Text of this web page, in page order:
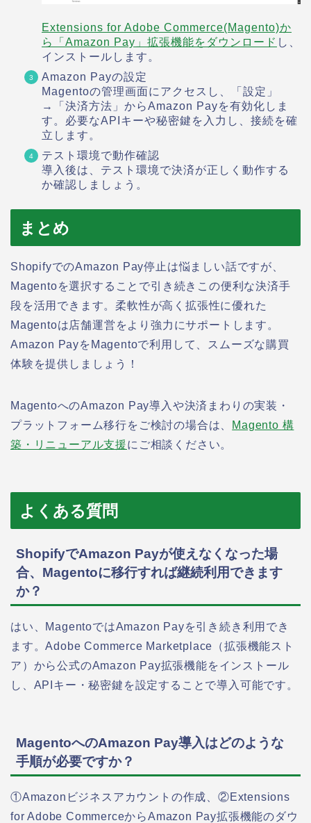
Extensions for Adobe Commerce(Magento)か
ら「Amazon Pay」拡張機能をダウンロード し、
インストールします。
Amazon Payの設定
Magentoの管理画面にアクセスし、「設定」
→「決済方法」からAmazon Payを有効化しま
す。必要なAPIキーや秘密鍵を入力し、接続を確
立します。
テスト環境で動作確認
導入後は、テスト環境で決済が正しく動作する
か確認しましょう。
まとめ
ShopifyでのAmazon Pay停止は悩ましい話ですが、
Magentoを選択することで引き続きこの便利な決済手
段を活用できます。柔軟性が高く拡張性に優れた
Magentoは店舗運営をより強力にサポートします。
Amazon PayをMagentoで利用して、スムーズな購買
体験を提供しましょう！
MagentoへのAmazon Pay導入や決済まわりの実装・
プラットフォーム移行をご検討の場合は、
Magento 構
築・リニューアル支援にご相談ください。
よくある質問
ShopifyでAmazon Payが使えなくなった場
合、Magentoに移行すれば継続利用できます
か？
はい、MagentoではAmazon Payを引き続き利用でき
ます。Adobe Commerce Marketplace（拡張機能スト
ア）から公式のAmazon Pay拡張機能をインストール
し、APIキー・秘密鍵を設定することで導入可能です。
MagentoへのAmazon Pay導入はどのような
手順が必要ですか？
①Amazonビジネスアカウントの作成、②Extensions
for Adobe CommerceからAmazon Pay拡張機能のダウ